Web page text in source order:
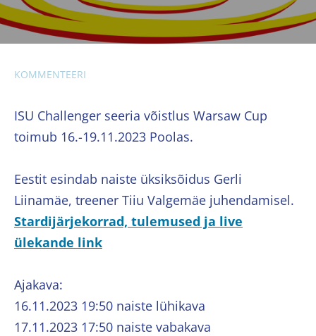
KOMMENTEERI
ISU Challenger seeria võistlus Warsaw Cup
toimub 16.-19.11.2023 Poolas.
Eestit esindab naiste üksiksõidus Gerli
Liinamäe, treener Tiiu Valgemäe juhendamisel.
Stardijärjekorrad, tulemused ja live
ülekande link
Ajakava:
16.11.2023 19:50 naiste lühikava
17.11.2023 17:50 naiste vabakava